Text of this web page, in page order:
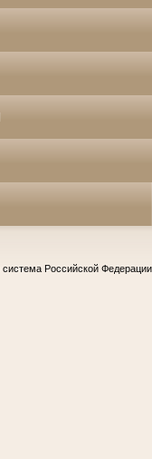
система Российской